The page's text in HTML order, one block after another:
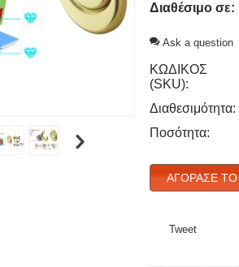
Διαθέσιμο σε:
Ask a question
ΚΩΔΙΚΟΣ
(SKU):
Διαθεσιμότητα:
Ποσότητα:
ΑΓΌΡΑΣΈ ΤΟ
Tweet